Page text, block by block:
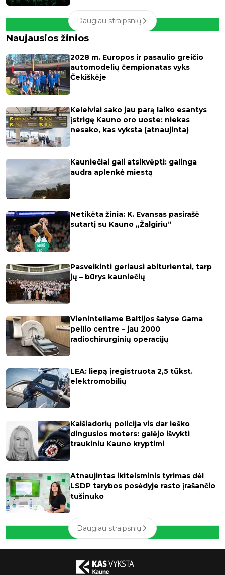
Daugiau straipsnių
Naujausios žinios
2028 m. Europos ir pasaulio greičio
automodelių čempionatas vyks
Čekiškėje
Keleiviai sako jau parą laiko esantys
įstrigę Kauno oro uoste: niekas
nesako, kas vyksta (atnaujinta)
Kauniečiai gali atsikvėpti: galinga
audra aplenkė miestą
Netikėta žinia: K. Evansas pasirašė
sutartį su Kauno „Žalgiriu“
Pasveikinti geriausi abiturientai, tarp
jų – būrys kauniečių
Vieninteliame Baltijos šalyse Gama
peilio centre – jau 2000
radiochirurginių operacijų
LEA: liepą įregistruota 2,5 tūkst.
elektromobilių
Kaišiadorių policija vis dar ieško
dingusios moters: galėjo išvykti
traukiniu Kauno kryptimi
Atnaujintas ikiteisminis tyrimas dėl
LSDP tarybos posėdyje rasto įrašančio
tušinuko
Daugiau straipsnių